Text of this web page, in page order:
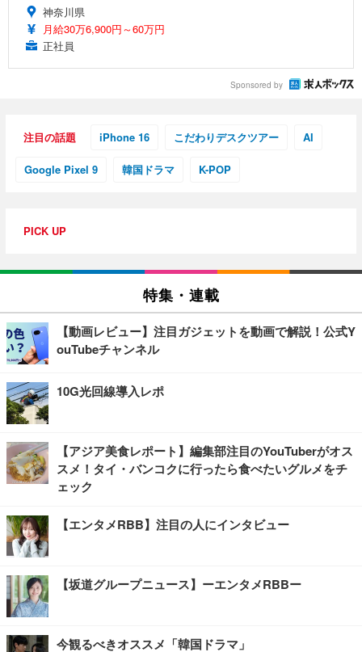
神奈川県
月給30万6,900円～60万円
正社員
Sponsored by
注目の話題 iPhone 16 こだわりデスクツアー AI
Google Pixel 9 韓国ドラマ K-POP
PICK UP
特集・連載
【動画レビュー】注目ガジェットを動画で解説！公式Y
ouTubeチャンネル
10G光回線導入レポ
【アジア美食レポート】編集部注目のYouTuberがオス
スメ！タイ・バンコクに行ったら食べたいグルメをチ
ェック
【エンタメRBB】注目の人にインタビュー
【坂道グループニュース】ーエンタメRBBー
今観るべきオススメ「韓国ドラマ」